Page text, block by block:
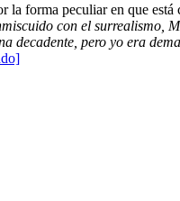
la forma peculiar en que
con el
decadente, pero yo era